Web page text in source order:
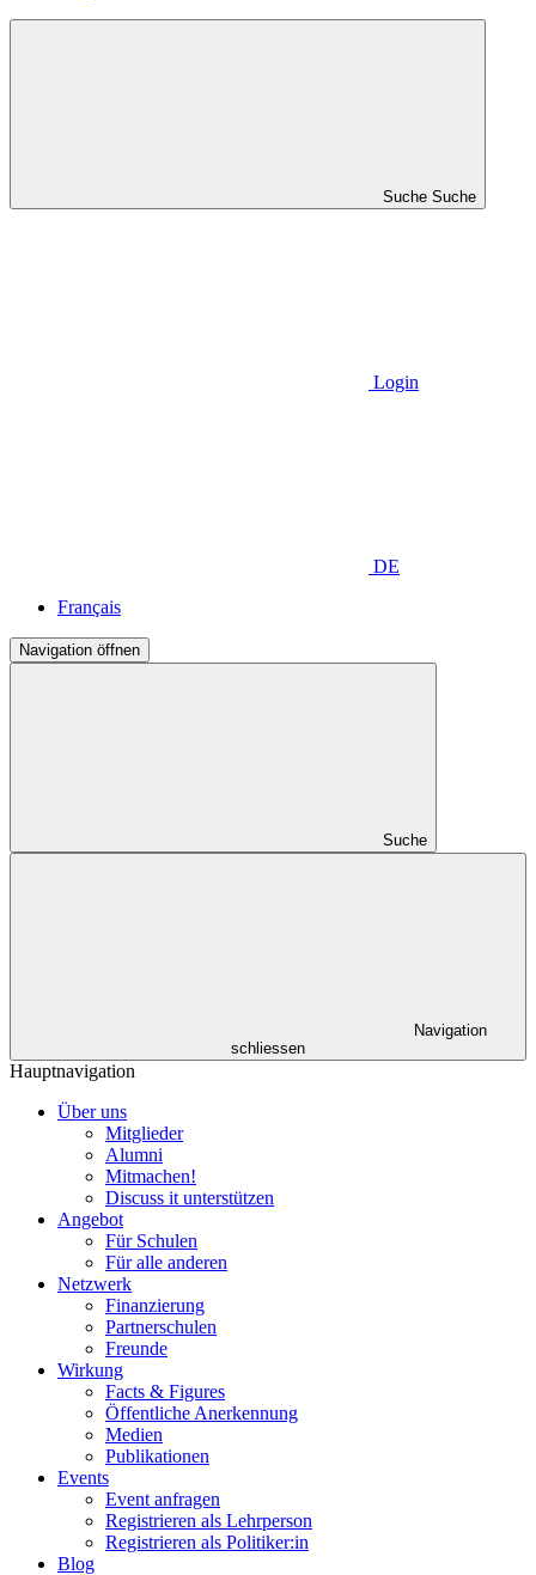
Suche Suche
Login
DE
Français
Navigation öffnen
Suche
Navigation
schliessen
Hauptnavigation
Über uns
Mitglieder
Alumni
Mitmachen!
Discuss it unterstützen
Angebot
Für Schulen
Für alle anderen
Netzwerk
Finanzierung
Partnerschulen
Freunde
Wirkung
Facts & Figures
Öffentliche Anerkennung
Medien
Publikationen
Events
Event anfragen
Registrieren als Lehrperson
Registrieren als Politiker:in
Blog